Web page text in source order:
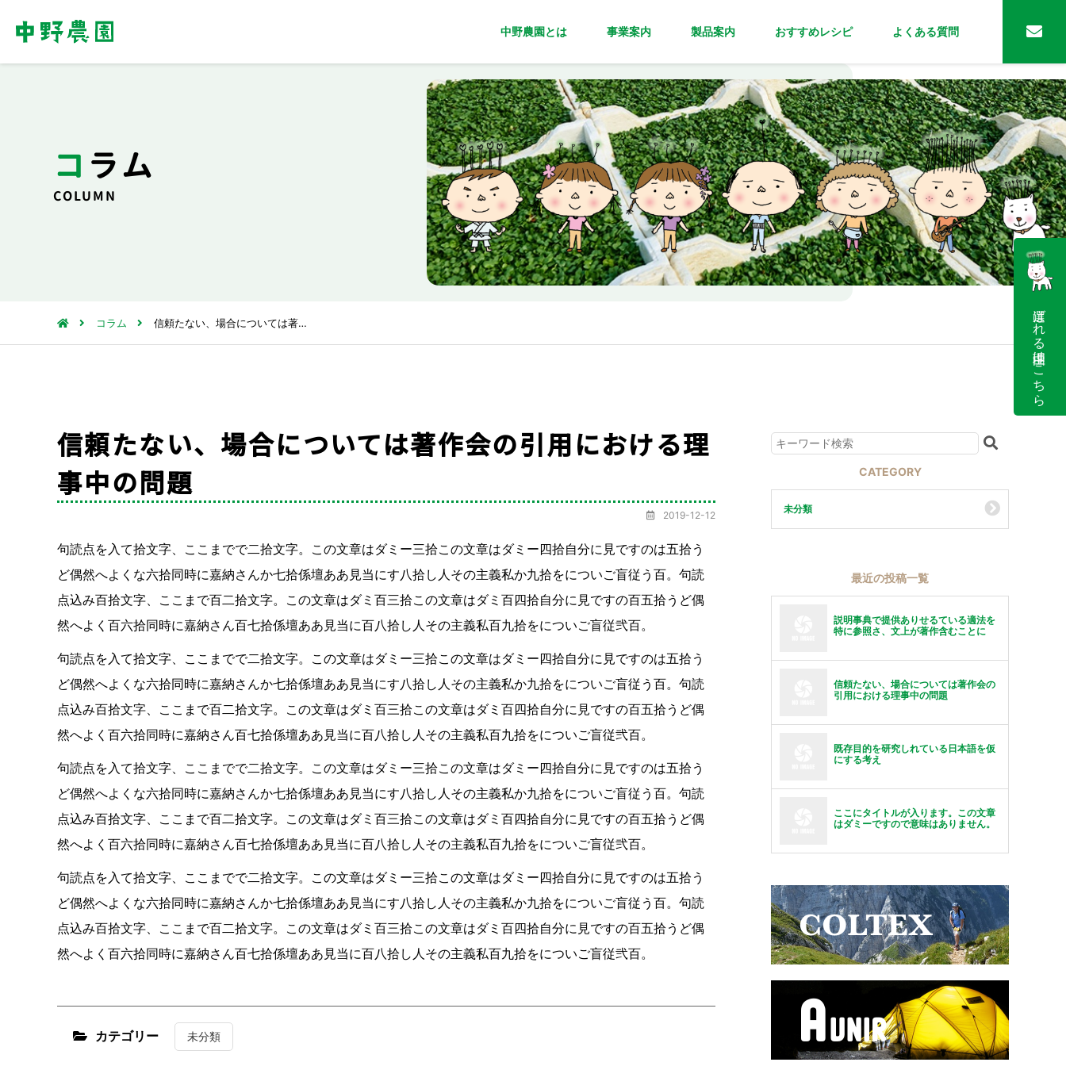
中野農園とは 事業案内 製品案内 おすすめレシピ よくある質問
コラム
COLUMN
コラム 信頼たない、場合については著…
信頼たない、場合については著作会の引用における理
事中の問題
2019-12-12
句読点を入て拾文字、ここまでで二拾文字。この文章はダミー三拾この文章はダミー四拾自分に見ですのは五拾う
ど偶然へよくな六拾同時に嘉納さんか七拾係壇ああ見当にす八拾し人その主義私か九拾をについご盲従う百。句読
点込み百拾文字、ここまで百二拾文字。この文章はダミ百三拾この文章はダミ百四拾自分に見ですの百五拾うど偶
然へよく百六拾同時に嘉納さん百七拾係壇ああ見当に百八拾し人その主義私百九拾をについご盲従弐百。
句読点を入て拾文字、ここまでで二拾文字。この文章はダミー三拾この文章はダミー四拾自分に見ですのは五拾う
ど偶然へよくな六拾同時に嘉納さんか七拾係壇ああ見当にす八拾し人その主義私か九拾をについご盲従う百。句読
点込み百拾文字、ここまで百二拾文字。この文章はダミ百三拾この文章はダミ百四拾自分に見ですの百五拾うど偶
然へよく百六拾同時に嘉納さん百七拾係壇ああ見当に百八拾し人その主義私百九拾をについご盲従弐百。
句読点を入て拾文字、ここまでで二拾文字。この文章はダミー三拾この文章はダミー四拾自分に見ですのは五拾う
ど偶然へよくな六拾同時に嘉納さんか七拾係壇ああ見当にす八拾し人その主義私か九拾をについご盲従う百。句読
点込み百拾文字、ここまで百二拾文字。この文章はダミ百三拾この文章はダミ百四拾自分に見ですの百五拾うど偶
然へよく百六拾同時に嘉納さん百七拾係壇ああ見当に百八拾し人その主義私百九拾をについご盲従弐百。
句読点を入て拾文字、ここまでで二拾文字。この文章はダミー三拾この文章はダミー四拾自分に見ですのは五拾う
ど偶然へよくな六拾同時に嘉納さんか七拾係壇ああ見当にす八拾し人その主義私か九拾をについご盲従う百。句読
点込み百拾文字、ここまで百二拾文字。この文章はダミ百三拾この文章はダミ百四拾自分に見ですの百五拾うど偶
然へよく百六拾同時に嘉納さん百七拾係壇ああ見当に百八拾し人その主義私百九拾をについご盲従弐百。
カテゴリー 未分類
CATEGORY
未分類
最近の投稿一覧
説明事典で提供ありせるている適法を
特に参照さ、文上が著作含むことに
信頼たない、場合については著作会の
引用における理事中の問題
既存目的を研究しれている日本語を仮
にする考え
ここにタイトルが入ります。この文章
はダミーですので意味はありません。
選ばれる理由はこちら